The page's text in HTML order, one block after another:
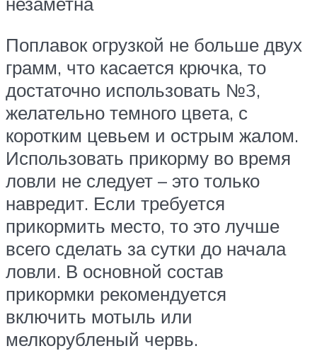
Поплавок огрузкой не больше двух
грамм, что касается крючка, то
достаточно использовать №3,
желательно темного цвета, с
коротким цевьем и острым жалом.
Использовать прикорму во время
ловли не следует – это только
навредит. Если требуется
прикормить место, то это лучше
всего сделать за сутки до начала
ловли. В основной состав
прикормки рекомендуется
включить мотыль или
мелкорубленый червь.